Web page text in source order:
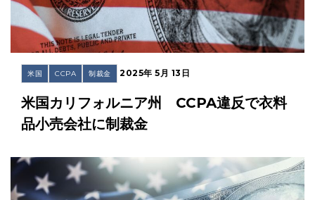
米国 CCPA 制裁金 2025年 5月 13日
米国カリフォルニア州 CCPA違反で衣料
品小売会社に制裁金